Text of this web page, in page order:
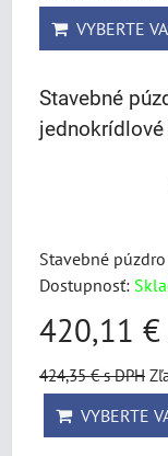
VYBERTE
Stavebné
Stavebné
Dostupnosť:
420,11 €
424,35 €s DPH
VYBERTE